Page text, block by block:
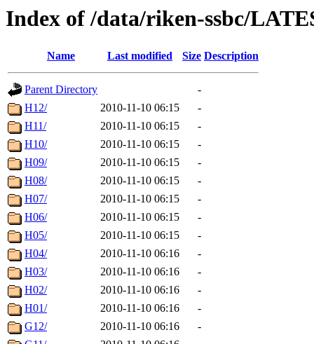
Index of /data/riken-ssbc/
Name Last modified Size Description
Parent Directory
-
H12/
2010-11-10 06:15
-
H11/
2010-11-10 06:15
-
H10/
2010-11-10 06:15
-
H09/
2010-11-10 06:15
-
H08/
2010-11-10 06:15
-
H07/
2010-11-10 06:15
-
H06/
2010-11-10 06:15
-
H05/
2010-11-10 06:15
-
H04/
2010-11-10 06:16
-
H03/
2010-11-10 06:16
-
H02/
2010-11-10 06:16
-
H01/
2010-11-10 06:16
-
G12/
2010-11-10 06:16
-